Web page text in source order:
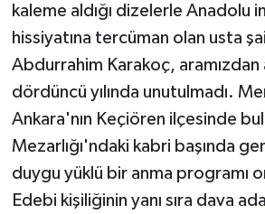
kaleme aldığı dizelerle Anadolu
hissiyatına tercüman olan usta
Abdurrahim Karakoç, aramızdan
dördüncü yılında unutulmadı.
Ankara'nın Keçiören ilçesinde
Mezarlığı'ndaki kabri başında
duygu yüklü bir anma programı
Edebi kişiliğinin yanı sıra dava